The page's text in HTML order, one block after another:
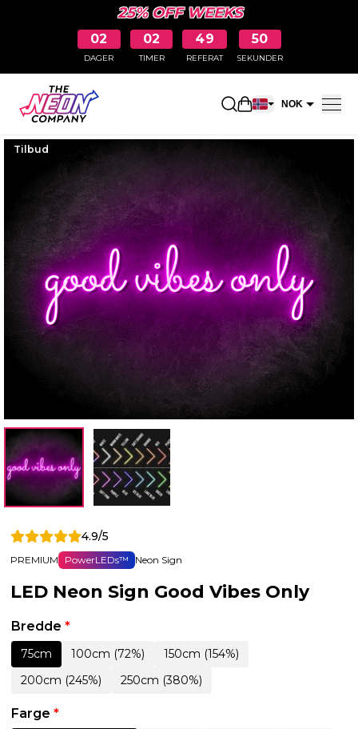
25% OFF WEEKS
02
DAGER
02
TIMER
49
REFERAT
50
SEKUNDER
Åpne NOK
Tilbud
4.9/5
PREMIUM PowerLEDs™ Neon Sign
LED Neon Sign Good Vibes Only
Bredde *
75cm 100cm (72%)
150cm (154%)
200cm (245%)
250cm (380%)
Farge *